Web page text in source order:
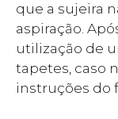
que a sujeira
aspiração.
utilização de
tapetes, caso
instruções do